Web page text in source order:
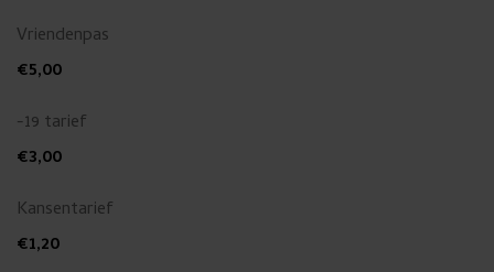
Vriendenpas
€5,00
-19 tarief
€3,00
Kansentarief
€1,20